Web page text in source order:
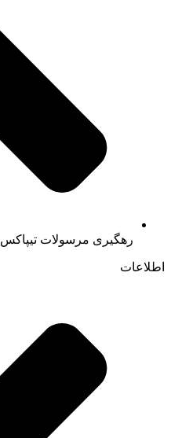
رهگیری مرسولات تیپاکس
اطلاعات